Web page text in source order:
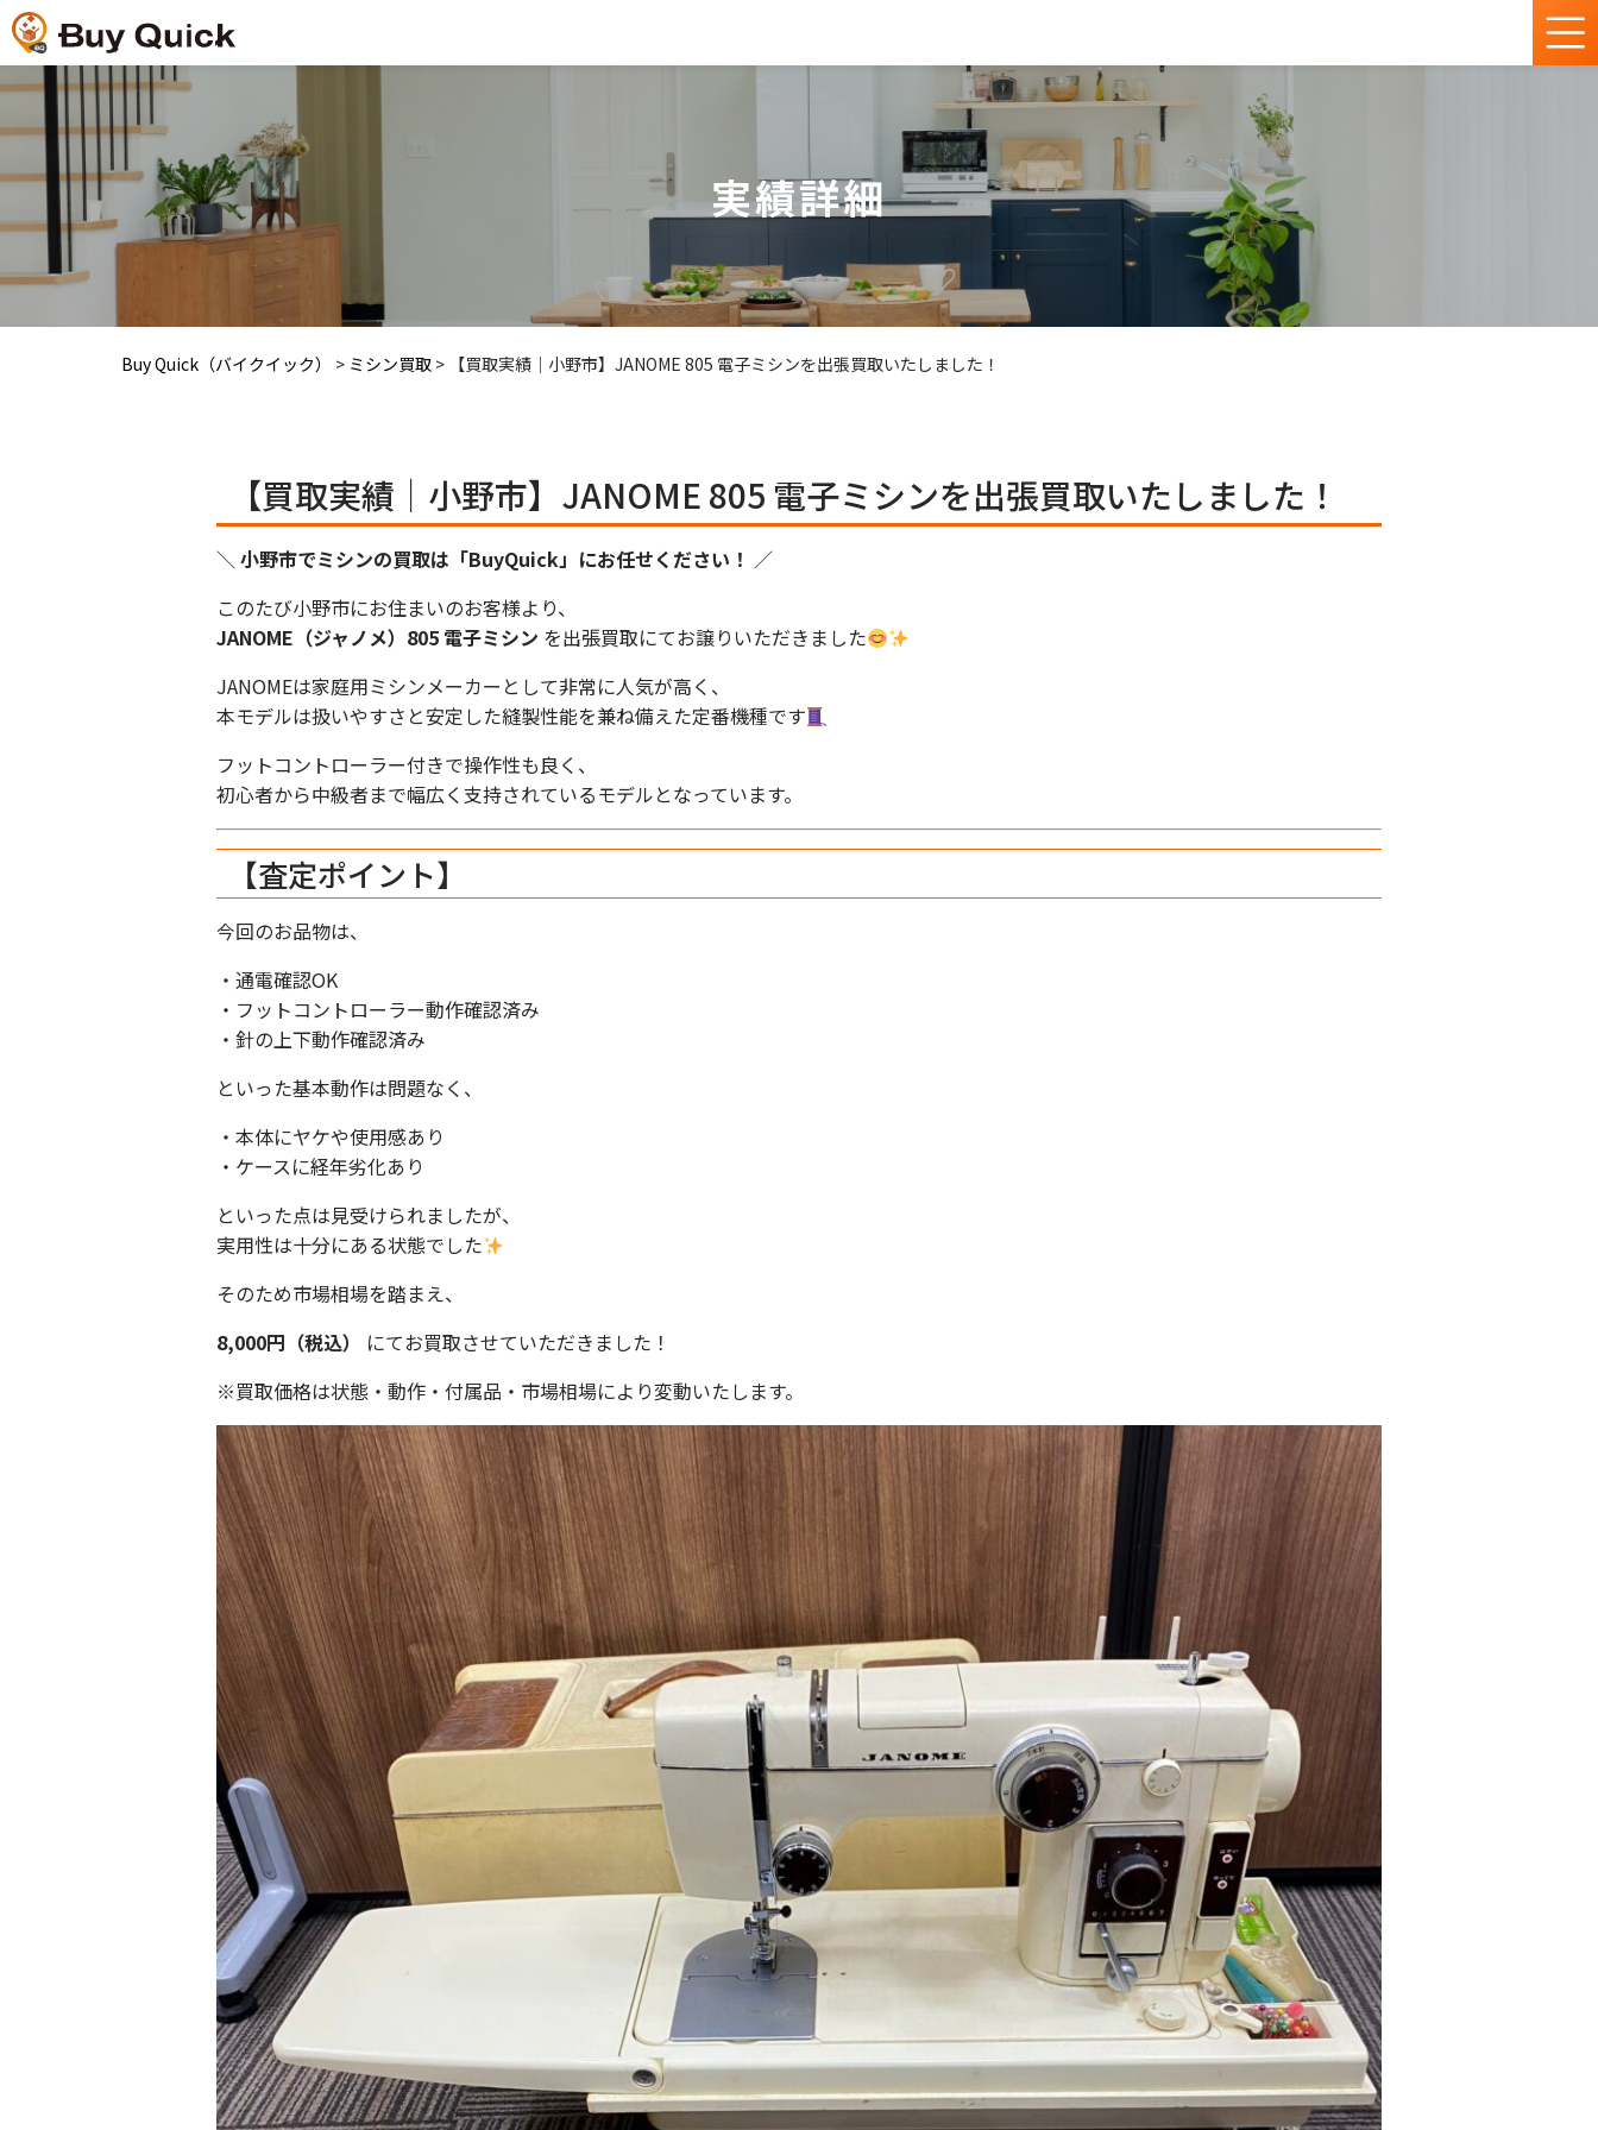
実績詳細
Buy Quick（バイクイック） > ミシン買取 > 【買取実績｜小野市】JANOME 805 電子ミシンを出張買取いたしました！
【買取実績｜小野市】JANOME 805 電子ミシンを出張買取いたしました！
＼ 小野市でミシンの買取は「BuyQuick」にお任せください！ ／
このたび小野市にお住まいのお客様より、
JANOME（ジャノメ）805 電子ミシン を出張買取にてお譲りいただきました
JANOMEは家庭用ミシンメーカーとして非常に人気が高く、
本モデルは扱いやすさと安定した縫製性能を兼ね備えた定番機種です
フットコントローラー付きで操作性も良く、
初心者から中級者まで幅広く支持されているモデルとなっています。
【査定ポイント】
今回のお品物は、
・通電確認OK
・フットコントローラー動作確認済み
・針の上下動作確認済み
といった基本動作は問題なく、
・本体にヤケや使用感あり
・ケースに経年劣化あり
といった点は見受けられましたが、
実用性は十分にある状態でした
そのため市場相場を踏まえ、
8,000円（税込）
にてお買取させていただきました！
※買取価格は状態・動作・付属品・市場相場により変動いたします。